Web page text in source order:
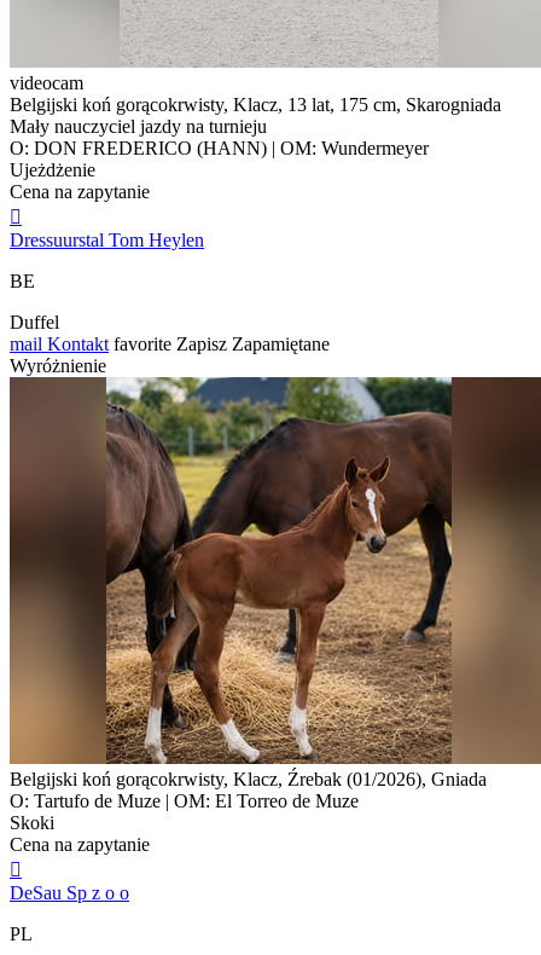
videocam
Belgijski koń gorącokrwisty, Klacz, 13 lat, 175 cm, Skarogniada
Mały nauczyciel jazdy na turnieju
O: DON FREDERICO (HANN) | OM: Wundermeyer
Ujeżdżenie
Cena na zapytanie

Dressuurstal Tom Heylen
BE
Duffel
mail Kontakt favorite Zapisz Zapamiętane
Wyróżnienie
Belgijski koń gorącokrwisty, Klacz, Źrebak (01/2026), Gniada
O: Tartufo de Muze | OM: El Torreo de Muze
Skoki
Cena na zapytanie

DeSau Sp z o o
PL